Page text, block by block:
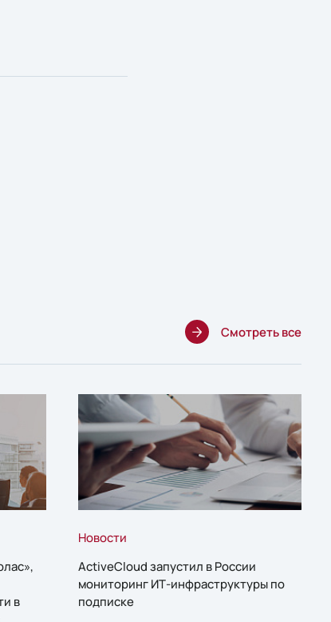
Смотреть все
в
Новости
ActiveCloud запустил в России
мониторинг ИТ-инфраструктуры по
подписке